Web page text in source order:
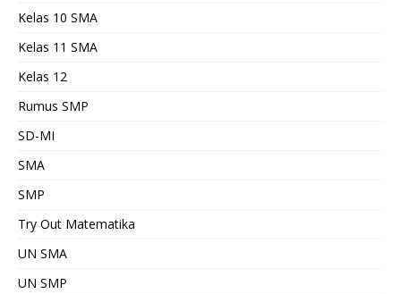
Kelas 10 SMA
Kelas 11 SMA
Kelas 12
Rumus SMP
SD-MI
SMA
SMP
Try Out Matematika
UN SMA
UN SMP